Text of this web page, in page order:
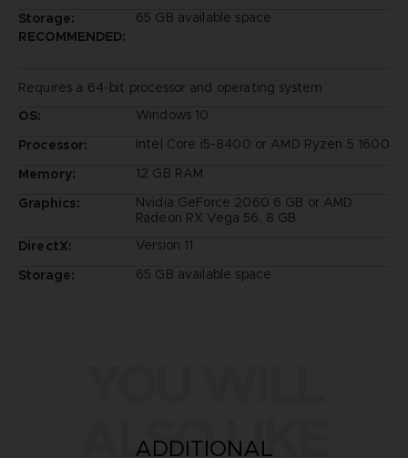
Storage:
65 GB available space
RECOMMENDED:
Requires a 64-bit processor and operating system
OS:
Windows 10
Processor:
Intel Core i5-8400 or AMD Ryzen 5 1600
Memory:
12 GB RAM
Graphics:
Nvidia GeForce 2060 6 GB or AMD
Radeon RX Vega 56, 8 GB
DirectX:
Version 11
Storage:
65 GB available space
ALSO LIKE
ADDITIONAL